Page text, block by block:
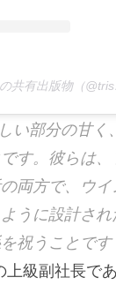
い部分の甘く
す。彼らは
両方で、ウ
うに設計さ
祝うことです
級副社長で